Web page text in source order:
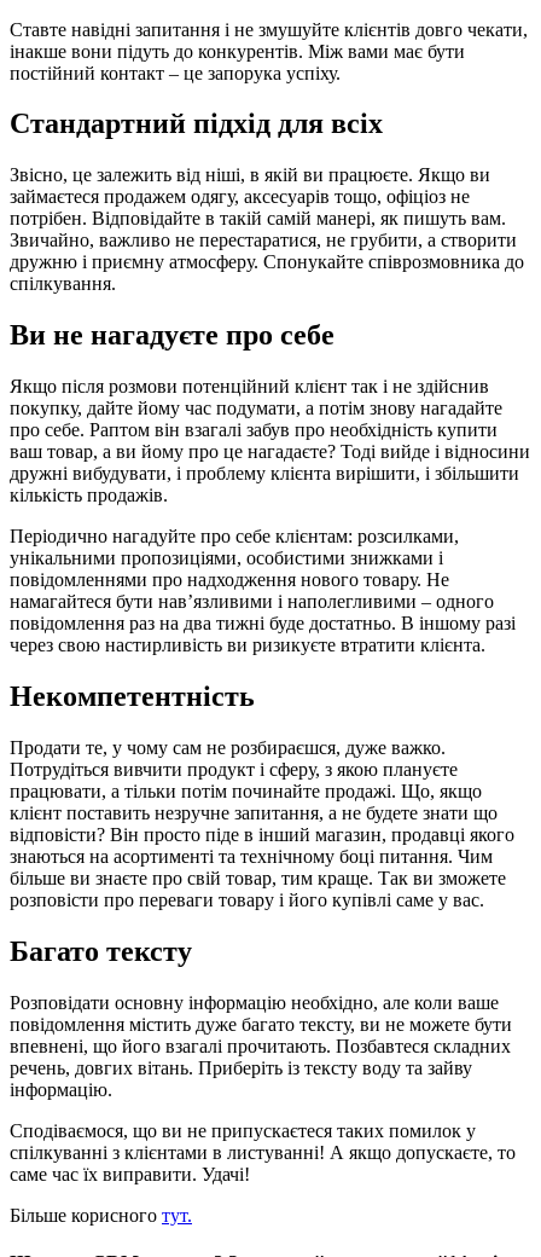
Ставте навідні запитання і не змушуйте клієнтів довго чекати,
інакше вони підуть до конкурентів. Між вами має бути
постійний контакт – це запорука успіху.
Стандартний підхід для всіх
Звісно, це залежить від ніші, в якій ви працюєте. Якщо ви
займаєтеся продажем одягу, аксесуарів тощо, офіціоз не
потрібен. Відповідайте в такій самій манері, як пишуть вам.
Звичайно, важливо не перестаратися, не грубити, а створити
дружню і приємну атмосферу. Спонукайте співрозмовника до
спілкування.
Ви не нагадуєте про себе
Якщо після розмови потенційний клієнт так і не здійснив
покупку, дайте йому час подумати, а потім знову нагадайте
про себе. Раптом він взагалі забув про необхідність купити
ваш товар, а ви йому про це нагадаєте? Тоді вийде і відносини
дружні вибудувати, і проблему клієнта вирішити, і збільшити
кількість продажів.
Періодично нагадуйте про себе клієнтам: розсилками,
унікальними пропозиціями, особистими знижками і
повідомленнями про надходження нового товару. Не
намагайтеся бути нав’язливими і наполегливими – одного
повідомлення раз на два тижні буде достатньо. В іншому разі
через свою настирливість ви ризикуєте втратити клієнта.
Некомпетентність
Продати те, у чому сам не розбираєшся, дуже важко.
Потрудіться вивчити продукт і сферу, з якою плануєте
працювати, а тільки потім починайте продажі. Що, якщо
клієнт поставить незручне запитання, а не будете знати що
відповісти? Він просто піде в інший магазин, продавці якого
знаються на асортименті та технічному боці питання. Чим
більше ви знаєте про свій товар, тим краще. Так ви зможете
розповісти про переваги товару і його купівлі саме у вас.
Багато тексту
Розповідати основну інформацію необхідно, але коли ваше
повідомлення містить дуже багато тексту, ви не можете бути
впевнені, що його взагалі прочитають. Позбавтеся складних
речень, довгих вітань. Приберіть із тексту воду та зайву
інформацію.
Сподіваємося, що ви не припускаєтеся таких помилок у
спілкуванні з клієнтами в листуванні! А якщо допускаєте, то
саме час їх виправити. Удачі!
Більше корисного тут.